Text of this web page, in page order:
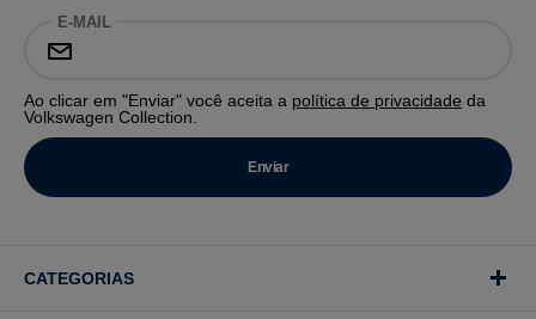
E-MAIL
Ao clicar em "Enviar" você aceita a política de privacidade da
Volkswagen Collection.
CATEGORIAS